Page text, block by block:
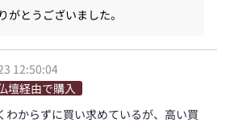
がとうございました。
12:50:04
壇経由で購入
わからずに買い求めているが、高い買